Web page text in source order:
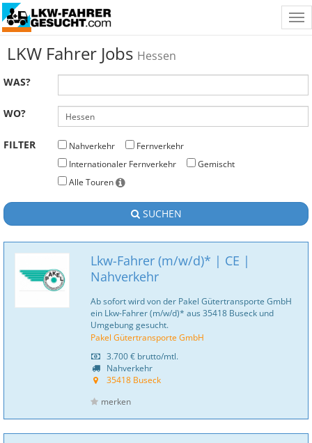
LKW Fahrer Jobs Hessen
WAS?
WO?
FILTER Nahverkehr
Fernverkehr
Internationaler Fernverkehr
Gemischt
Alle Touren
SUCHEN
Lkw-Fahrer (m/w/d)* | CE |
Nahverkehr
Ab sofort wird von der Pakel Gütertransporte GmbH
ein Lkw-Fahrer (m/w/d)* aus 35418 Buseck und
Umgebung gesucht.
Pakel Gütertransporte GmbH
3.700 € brutto/mtl.
Nahverkehr
35418 Buseck
merken